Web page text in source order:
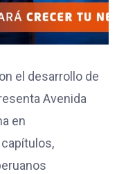
el desarrollo de
Avenida
en